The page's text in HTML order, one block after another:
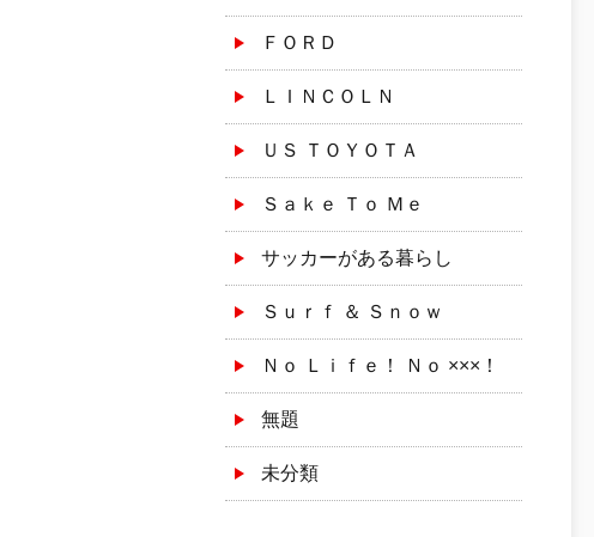
ＦＯＲＤ
ＬＩＮＣＯＬＮ
ＵＳ ＴＯＹＯＴＡ
Ｓａｋｅ Ｔｏ Ｍｅ
サッカーがある暮らし
Ｓｕｒｆ ＆ Ｓｎｏｗ
Ｎｏ Ｌｉｆｅ！ Ｎｏ ×××！
無題
未分類